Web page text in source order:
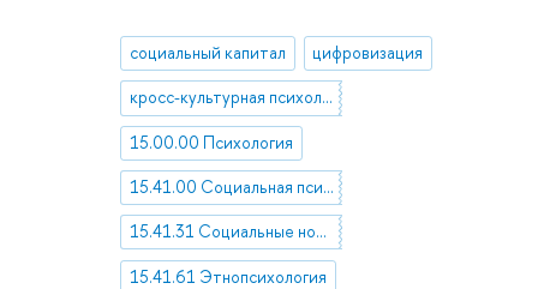
социальный капитал цифровизация
кросс-культурная психология
15.00.00 Психология
15.41.00 Социальная психология
15.41.31 Социальные нормы и ценности
15.41.61 Этнопсихология